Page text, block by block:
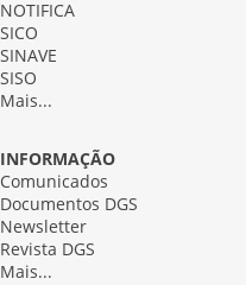
NOTIFICA
SICO
SINAVE
SISO
Mais...
INFORMAÇÃO
Comunicados
Documentos DGS
Newsletter
Revista DGS
Mais...